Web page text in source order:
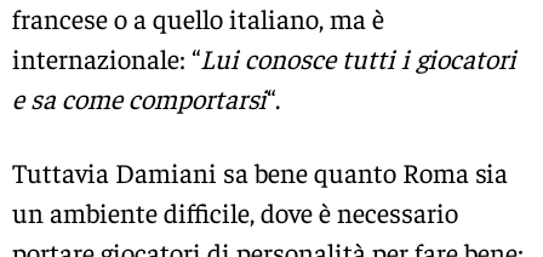
francese o a quello italiano, ma è
internazionale: “Lui conosce tutti i giocatori
e sa come comportarsi“.
Tuttavia Damiani sa bene quanto Roma sia
un ambiente difficile, dove è necessario